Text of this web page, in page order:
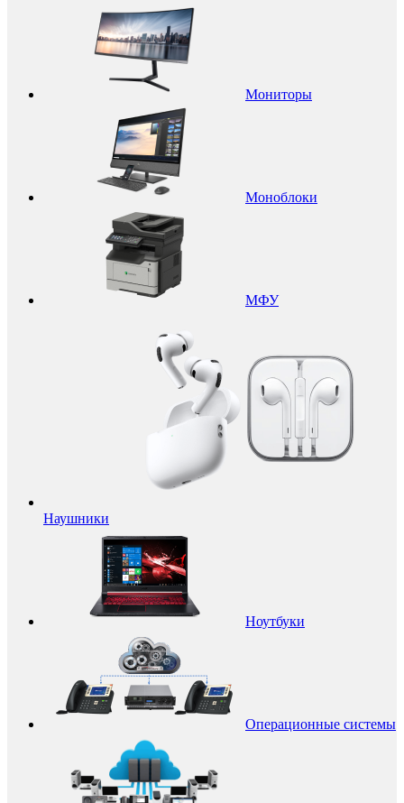
Мониторы
Моноблоки
МФУ
Наушники
Ноутбуки
Операционные системы